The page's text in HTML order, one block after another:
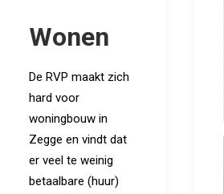
Wonen
De RVP maakt zich
hard voor
woningbouw in
Zegge en vindt dat
er veel te weinig
betaalbare (huur)